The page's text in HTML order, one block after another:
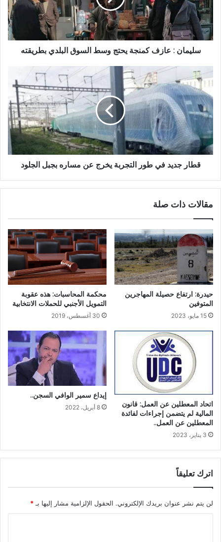
سليمان : عازف كمنجة يحتج وسط السوق البلدي بطريقته
قطار جديد في طور التجربة يخرج عن مساره بجبل الجلود
مقالات ذات صلة
حيدرة: ارتفاع حصيلة المهاجرين
المتوفين
15 مايو، 2023
محكمة المحاسبات: هذه عقوبة
التمويل الأجنبي للحملات الانتخابية
30 أغسطس، 2019
اتحاد المعطلين عن العمل: قانون
المالية لم يتضمن إجراءات لفائدة
المعطلين عن العمل..
3 يناير، 2023
إيداع سمير الوافي السجن..
8 أبريل، 2022
اترك تعليقاً
لن يتم نشر عنوان بريدك الإلكتروني. الحقول الإلزامية مشار إليها بـ *